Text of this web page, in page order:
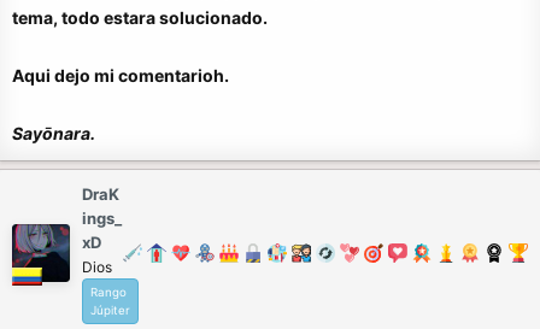
tema, todo estara solucionado.
Aqui dejo mi comentarioh.
Sayōnara.
DraK
ings_
xD
Dios
Rango
Júpiter